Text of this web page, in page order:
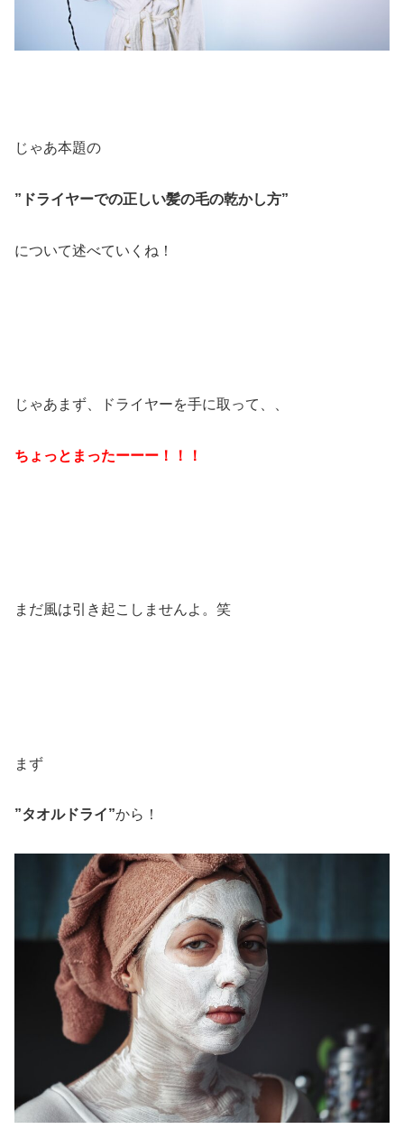
じゃあ本題の
”ドライヤーでの正しい髪の毛の乾かし方”
について述べていくね！
じゃあまず、ドライヤーを手に取って、、
ちょっとまったーーー！！！
まだ風は引き起こしませんよ。笑
まず
”タオルドライ”から！